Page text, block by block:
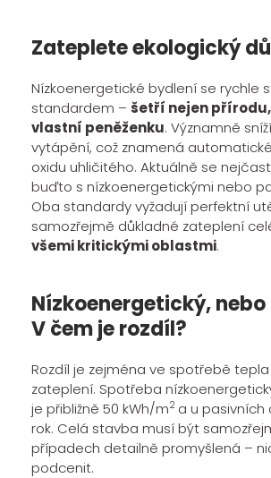
Zateplete ekologický
Nízkoenergetické bydlení se rychle
standardem – šetří nejen
vlastní peněženku. Významně
vytápění, což znamená
oxidu uhličitého. Aktuálně se
buďto s nízkoenergetickými nebo
Oba standardy vyžadují perfektní
samozřejmě důkladné zateplení
všemi kritickými oblastmi.
Nízkoenergetický,
V čem je rozdíl?
Rozdíl je zejména ve spotřebě
zateplení. Spotřeba
je přibližně 50 kWh/m2 a u pasivních
rok. Celá stavba musí být
případech detailně promyšlená –
podcenit.